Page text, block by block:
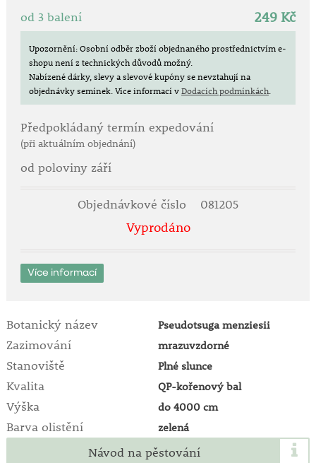
od 3 balení 249 Kč
Upozornění: Osobní odběr zboží objednaného prostřednictvím e-
shopu není z technických důvodů možný.
Nabízené dárky, slevy a slevové kupóny se nevztahují na
objednávky semínek.Více informací vDodacích podmínkách.
Předpokládaný termín expedování
(při aktuálním objednání)
od poloviny září
Objednávkové číslo 081205
Vyprodáno
Více informací
Botanický název Pseudotsuga menziesii
Zazimování mrazuvzdorné
Stanoviště Plné slunce
Kvalita QP-kořenový bal
Výška do 4000 cm
Barva olistění zelená
Návod na pěstování